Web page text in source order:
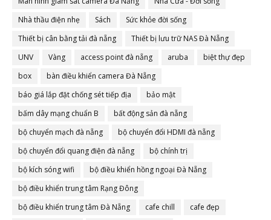
Nhà thầu điện nhẹ
Sách
Sức khỏe đời sống
Thiết bị cân bằng tải đà nẵng
Thiết bị lưu trữ NAS Đà Nẵng
UNV
Vàng access point đà nẵng aruba
biệt thự đẹp
box
bàn điều khiển camera Đà Nẵng
báo giá lắp đặt chống sét tiếp địa
bảo mật
bấm dây mạng chuẩn B
bất động sản đà nẵng
bộ chuyển mạch đà nẵng
bộ chuyển đổi HDMI đà nẵng
bộ chuyển đổi quang điện đà nẵng
bộ chính trị
bộ kích sóng wifi
bộ điều khiển hồng ngoại Đà Nẵng
bộ điều khiển trung tâm Rạng Đông
bộ điều khiển trung tâm Đà Nẵng
cafe chill
cafe đẹp